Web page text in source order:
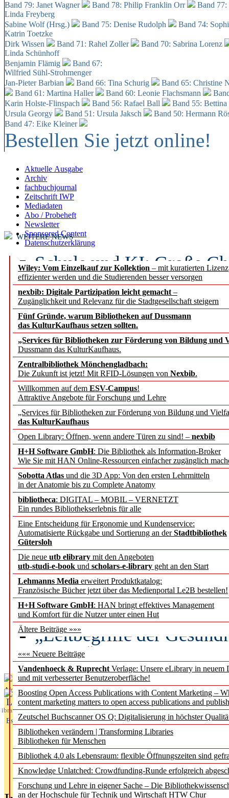
Band 79: Janet Wagner Band 78: Philip Franklin Orr
Band
Linda Freyberg
Sabine Wolf (Hrsg.)
Band 75: Denise Rudolph
Band 74:
Katrin Toetzke
Dirk Wissen
Band 71: Rahel Zoller
Band 70: Sabrina Lorenz
Linda Schünhoff
Benjamin Flämig
Band 67:
Wilfried Sühl-Strohmenger
Jan-Pieter Barbian
Band 66: Tina Schurig
Band 65: Christine
Band 61: Martina Haller
Band 60: Leonie Flachsmann
Karin Holste-Flinspach
Band 56: Rafael Ball
Band 55:
Ursula Georgy
Band 51: Ursula Jaksch Band 50: Hermann
Band 47: Eike Kleiner
Bestellen Sie jetzt online!
Aktuelle Ausgabe
Archiv
fachbuchjournal
Zeitschrift IWP
Mediadaten
Abo / Probeheft
Newsletter
Sponsored Content
Datenschutzerklärung
Wiley: Vom Einzelkauf zur Kollektion – mit kuratierten
effizienter werden und die Studierenden besser versorgen
nexbib: Digitale Partizipation leicht gemacht –
Zugänglichkeit und Relevanz für die Stadtgesellschaft steigern
Fünf Gründe, warum Bibliotheken auf Dussmann
das KulturKaufhaus setzen sollten.
„Services für Bibliotheken zur Förderung von Bildung und
Dussmann das KulturKaufhaus.
Zentralbibliothek Mönchengladbach:
Die Zukunft ist jetzt! Mit RFID-Lösungen von Nexbib.
Willkommen auf dem ESV-Campus!
Attraktive Angebote für Forschung und Lehre
„Services für Bibliotheken zur Förderung von Bildung und
das KulturKaufhaus
Open Library: Öffnen, wenn andere Türen zu sind! – nexbib
H+H Software GmbH: Die Bibliothek als Information-Broker
Wie Sie mit HAN Online-Ressourcen einfacher zugänglich
Sobotta Atlas und die 3D App: Von den ersten Lehrmitteln
in der Anatomie bis zu Complete Anatomy
bibliotheca: DIGITAL – MOBIL – VERNETZT
Ein rundes Bibliothekserlebnis für alle
Eine Entscheidung für Ergonomie und Kundenservice:
Automatisierte Rückgabe und Sortierung an derStadtbibliothek
Gütersloh
Die neue utb elibrary mit den Angeboten
utb-studi-e-book und scholars-e-library geht an den Start
Lehmanns Media erweitert Produktkatalog:
Französische Bücher jetzt über das Medienportal Le2B bestellen!
H+H Software GmbH: HAN bringt effektives Management
und Komfort für die Nutzer unter einen Hut
Ältere Beiträge »»»
««« Neuere Beiträge
Vandenhoeck & Ruprecht Verlage: Unsere eLibrary in neuem
und mit verbesserter Benutzeroberfläche!
Boosting Open Access Publications with Content Marketing –
content marketing matters to open access publications and
Zeutschel Buchscanner OS Q: Digitalisierung in höchster
Bibliotheken verändern | Transforming Libraries
Bibliotheken für Menschen
Bibliothek 4.0 als Lebensraum: flexible Öffnungszeiten sind
Knowledge Unlatched: Crowdfunding-Runde erfolgreich
Forschung und Lehre in eigener Sache – Die
an der Hochschule für Technik und Wirtschaft HTW Chur
WEITERE NEWS
Schule und KI: Große
Voraussetzungen
Erfolgreiches erstes
Segment Research –
angepasst
konstruktiv!
Mohr Siebeck
und die Zeitschrift für
Francke Attempto
EBSCO Information
Recherchefunktionen in
Sorbisches Institut neu
Geschichte und
Künstliche Intelligenz
besser zu verstehen
„Leitbegriffe der
des BIÖG erscheinen
Aktuelles aus
L
ibrary
Essentials